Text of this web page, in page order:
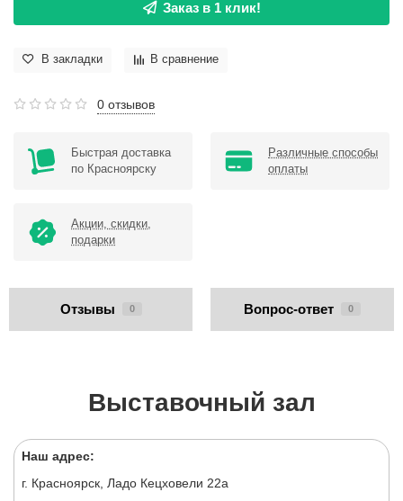
Заказ в 1 клик!
В закладки В сравнение
0 отзывов
Быстрая доставка
по Красноярску
Различные способы
оплаты
Акции, скидки,
подарки
Отзывы 0 Вопрос-ответ 0
Выставочный зал
Наш адрес:
г. Красноярск, Ладо Кецховели 22а